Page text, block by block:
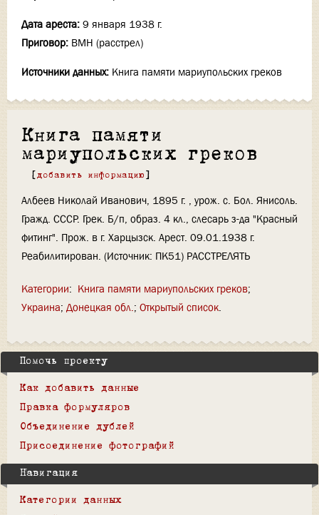
Дата ареста: 9 января 1938 г.
Приговор: ВМН (расстрел)
Источники данных: Книга памяти мариупольских греков
Книга памяти
мариупольских греков
[ добавить информацию ]
Албеев Николай Иванович, 1895 г. , урож. с. Бол. Янисоль.
Гражд. СССР. Грек. Б/п, образ. 4 кл., слесарь з-да "Красный
фитинг". Прож. в г. Харцызск. Арест. 09.01.1938 г.
Реабилитирован. (Источник: ПК51) РАССТРЕЛЯТЬ
Категории: Книга памяти мариупольских греков
Украина Донецкая обл. Открытый список
Помочь проекту
Как добавить данные
Правка формуляров
Объединение дублей
Присоединение фотографий
Навигация
Категории данных